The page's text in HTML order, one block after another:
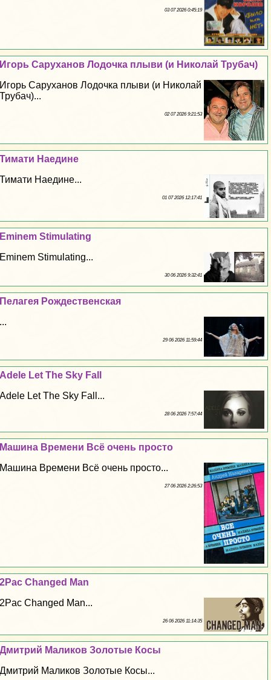
03 07 2026 0:45:19
Игорь Саруханов Лодочка плыви (и Николай Трубач)
Игорь Саруханов Лодочка плыви (и Николай
Трубач)...
02 07 2026 9:21:53
Тимати Наедине
Тимати Наедине...
01 07 2026 12:17:41
Eminem Stimulating
Eminem Stimulating...
30 06 2026 9:32:41
Пелагея Рождественская
...
29 06 2026 11:59:44
Adele Let The Sky Fall
Adele Let The Sky Fall...
28 06 2026 7:57:44
Машина Времени Всё очень просто
Машина Времени Всё очень просто...
27 06 2026 2:26:53
2Pac Changed Man
2Pac Changed Man...
26 06 2026 11:14:35
Дмитрий Маликов Золотые Косы
Дмитрий Маликов Золотые Косы...